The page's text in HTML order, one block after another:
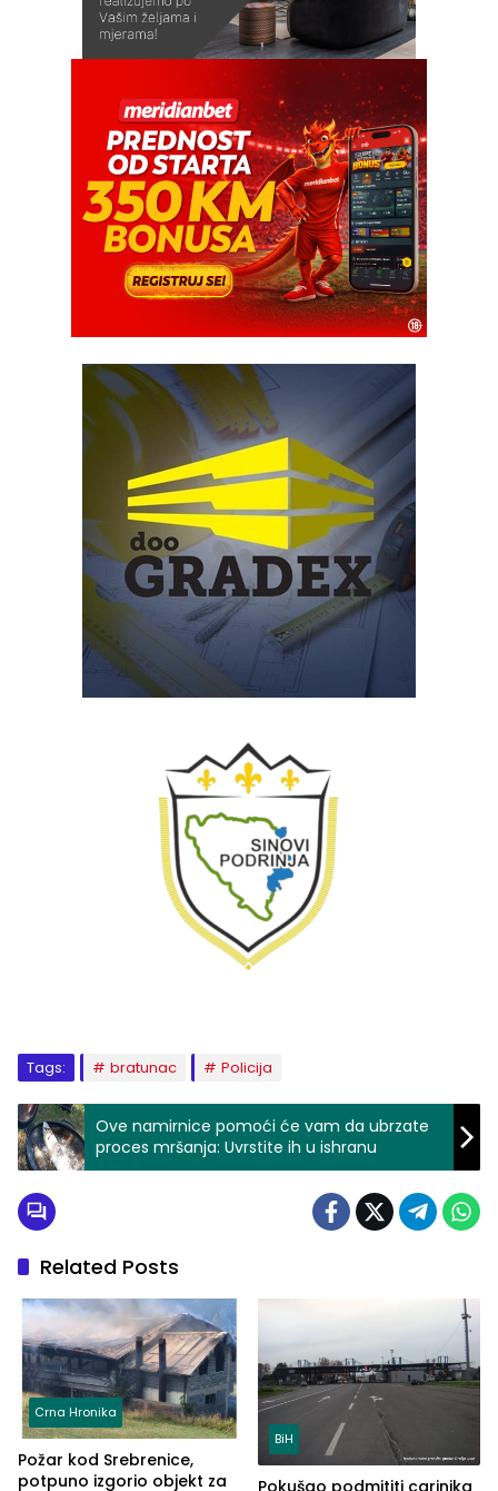
Tags: bratunac Policija
Ove namirnice pomoći će vam da ubrzate
proces mršanja: Uvrstite ih u ishranu
Related Posts
Crna Hronika
Požar kod Srebrenice,
potpuno izgorio objekt za
BiH